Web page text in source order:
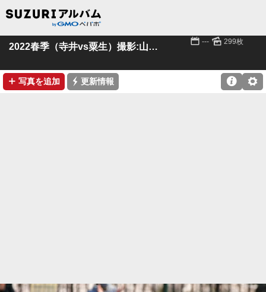
2022春季（寺井vs粟生）撮影:山本様(粟生) 📅 --- 🌄 299枚
➕ 写真を追加 ⚡ 更新情報 ⚙
